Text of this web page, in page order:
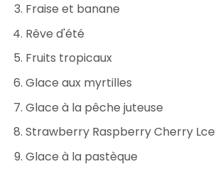
Fraise et banane
Rêve d'été
Fruits tropicaux
Glace aux myrtilles
Glace à la pêche juteuse
Strawberry Raspberry Cherry Lce
Glace à la pastèque